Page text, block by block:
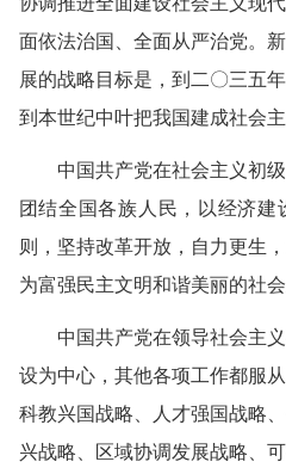
面依法治国、全面从严治党。
展的战略目标是，到二〇三五
到本世纪中叶把我国建成社会主
中国共产党在社会主义初
团结全国各族人民，以经济
则，坚持改革开放，自力更生
为富强民主文明和谐美丽的社
中国共产党在领导社会主
设为中心，其他各项工作都服
科教兴国战略、人才强国战略
兴战略、区域协调发展战略、